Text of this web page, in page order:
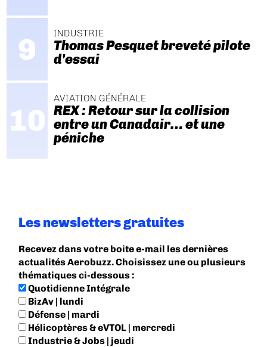
INDUSTRIE
Thomas Pesquet breveté pilote
d'essai
AVIATION GÉNÉRALE
REX : Retour sur la collision
entre un Canadair… et une
péniche
Les newsletters gratuites
Recevez dans votre boite e-mail les dernières
actualités Aerobuzz. Choisissez une ou plusieurs
thématiques ci-dessous :
Quotidienne Intégrale
BizAv | lundi
Défense | mardi
Hélicoptères & eVTOL | mercredi
Industrie & Jobs | jeudi